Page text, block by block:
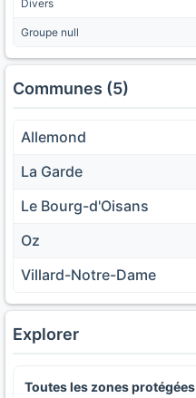
Divers
Groupe null
Communes (5)
Allemond
La Garde
Le Bourg-d'Oisans
Oz
Villard-Notre-Dame
Explorer
Toutes les zones protégées